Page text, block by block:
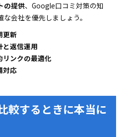
の提供、Google口コミ対策の知
な会社を優先しましょう。
更新
と返信運用
リンクの最適化
対応
較するときに本当に